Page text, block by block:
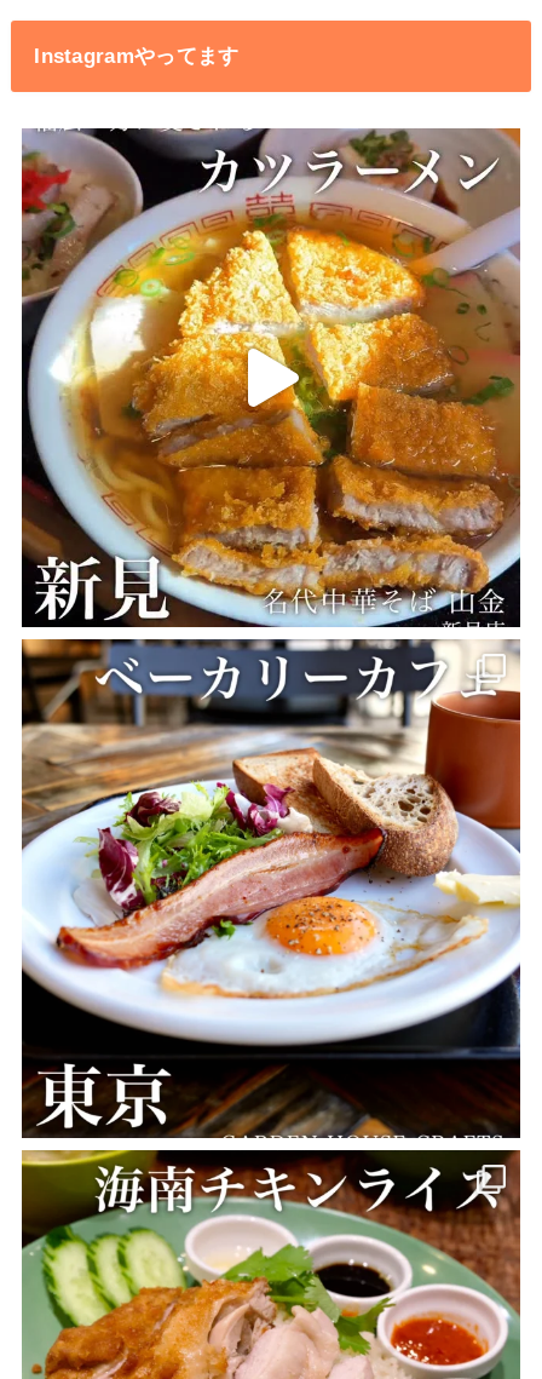
Instagramやってます